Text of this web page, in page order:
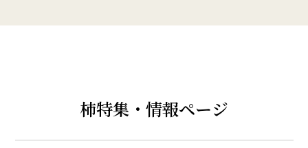
柿特集・情報ページ